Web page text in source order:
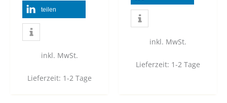
teilen
inkl. MwSt.
Lieferzeit: 1-2 Tage
inkl. MwSt.
Lieferzeit: 1-2 Tage